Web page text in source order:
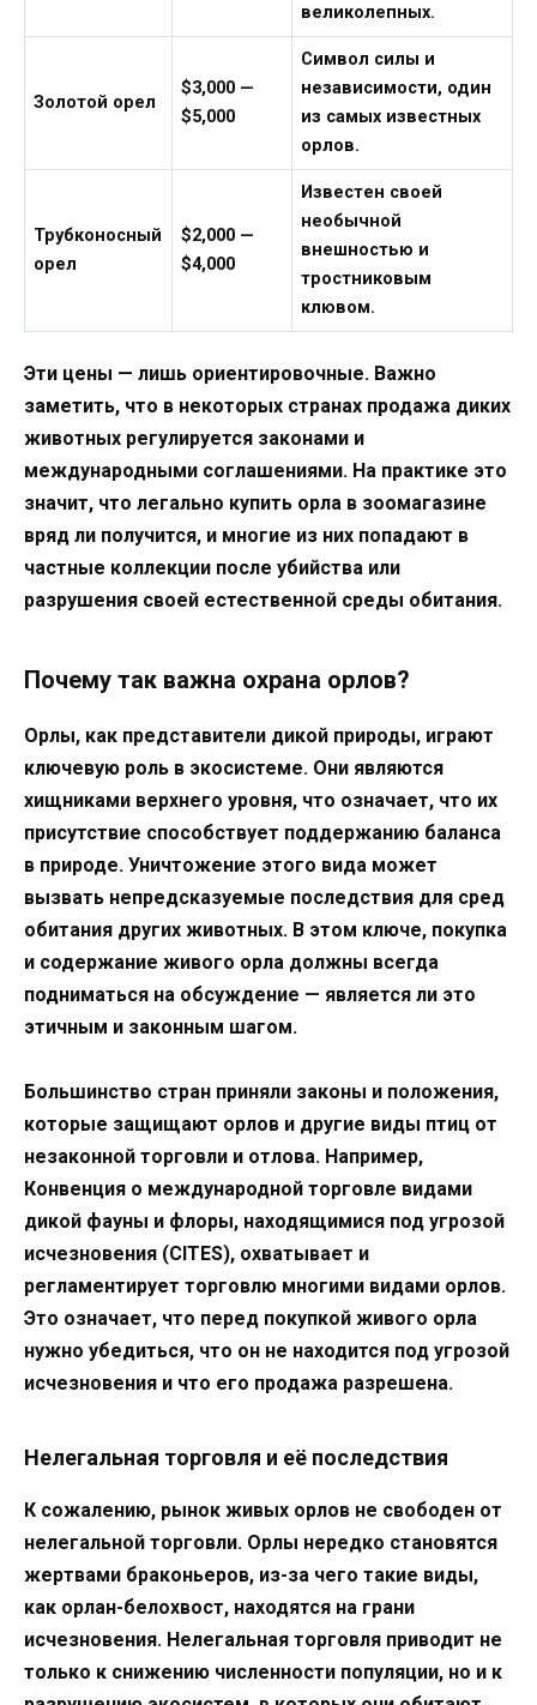
великолепных.
Золотой орел
$3,000 —
$5,000
Символ силы и
независимости, один
из самых известных
орлов.
Трубконосный
орел
$2,000 —
$4,000
Известен своей
необычной
внешностью и
тростниковым
клювом.
Эти цены — лишь ориентировочные. Важно
заметить, что в некоторых странах продажа диких
животных регулируется законами и
международными соглашениями. На практике это
значит, что легально купить орла в зоомагазине
вряд ли получится, и многие из них попадают в
частные коллекции после убийства или
разрушения своей естественной среды обитания.
Почему так важна охрана орлов?
Орлы, как представители дикой природы, играют
ключевую роль в экосистеме. Они являются
хищниками верхнего уровня, что означает, что их
присутствие способствует поддержанию баланса
в природе. Уничтожение этого вида может
вызвать непредсказуемые последствия для сред
обитания других животных. В этом ключе, покупка
и содержание живого орла должны всегда
подниматься на обсуждение — является ли это
этичным и законным шагом.
Большинство стран приняли законы и положения,
которые защищают орлов и другие виды птиц от
незаконной торговли и отлова. Например,
Конвенция о международной торговле видами
дикой фауны и флоры, находящимися под угрозой
исчезновения (CITES), охватывает и
регламентирует торговлю многими видами орлов.
Это означает, что перед покупкой живого орла
нужно убедиться, что он не находится под угрозой
исчезновения и что его продажа разрешена.
Нелегальная торговля и её последствия
К сожалению, рынок живых орлов не свободен от
нелегальной торговли. Орлы нередко становятся
жертвами браконьеров, из-за чего такие виды,
как орлан-белохвост, находятся на грани
исчезновения. Нелегальная торговля приводит не
только к снижению численности популяции, но и к